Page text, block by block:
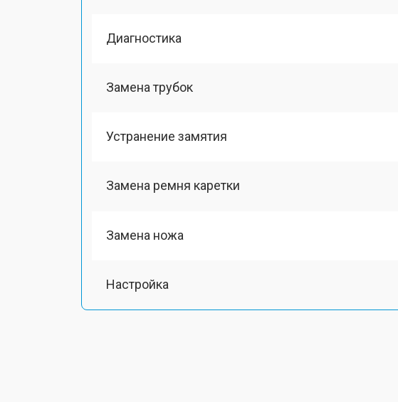
Диагностика
Замена трубок
Устранение замятия
Замена ремня каретки
Замена ножа
Настройка